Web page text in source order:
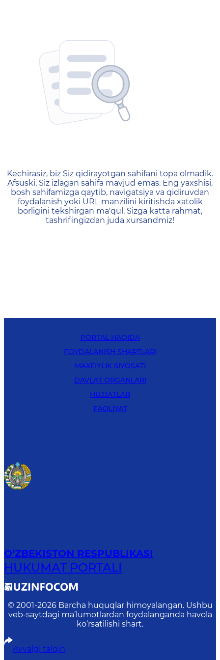
404 — Страница не
Kechirasiz, biz Siz qidirayotgan sahifani topa olmadik.
Afsuski, Siz izlagan sahifa mavjud emas. Eng yaxshisi,
bosh sahifamizga qaytib, navigatsiya va qidiruvdan
foydalanish yoki URL manzilini kiritishda xatolik
borligini tekshirgan ma'qul. Sizga katta rahmat,
tashrifingizdan juda xursandmiz!
PORTAL HAQIDA
FOYDALANISH SHARTLARI
MAXFIYLIK SIYOSATI
DAVLAT ORGANLARI
HUJJATLAR
FAOLIYAT
O‘ZBEKISTON RESPUBLIKASI
HUKUMAT PORTALI
© 2001-2026 Barcha huquqlar himoyalangan. Ushbu
veb-saytdagi ma’lumotlardan foydalanganda havola
ko‘rsatilishi shart.
Avvalgi talqin